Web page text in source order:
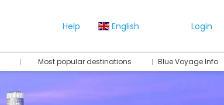
Help English Login
Most popular destinations Blue Voyage Info